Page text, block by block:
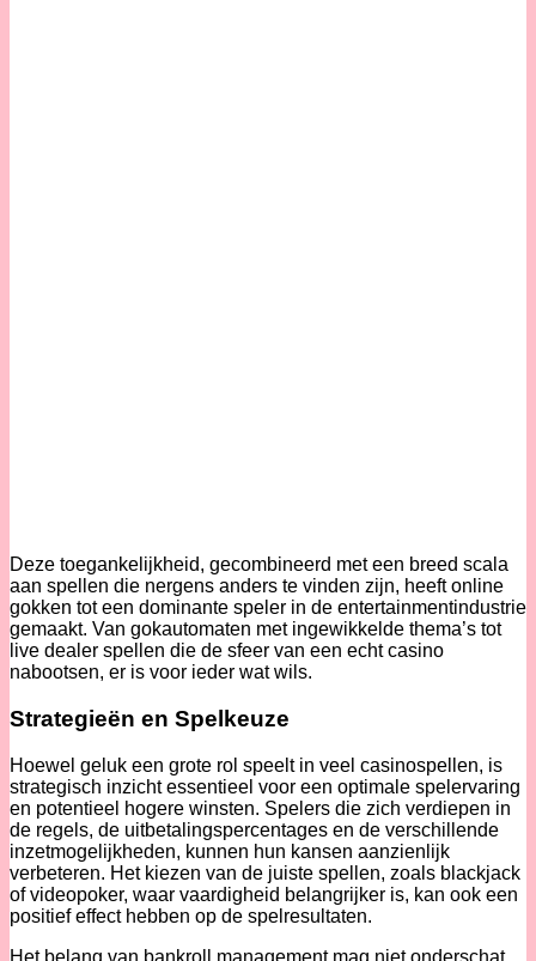
Deze toegankelijkheid, gecombineerd met een breed scala
aan spellen die nergens anders te vinden zijn, heeft online
gokken tot een dominante speler in de entertainmentindustrie
gemaakt. Van gokautomaten met ingewikkelde thema’s tot
live dealer spellen die de sfeer van een echt casino
nabootsen, er is voor ieder wat wils.
Strategieën en Spelkeuze
Hoewel geluk een grote rol speelt in veel casinospellen, is
strategisch inzicht essentieel voor een optimale spelervaring
en potentieel hogere winsten. Spelers die zich verdiepen in
de regels, de uitbetalingspercentages en de verschillende
inzetmogelijkheden, kunnen hun kansen aanzienlijk
verbeteren. Het kiezen van de juiste spellen, zoals blackjack
of videopoker, waar vaardigheid belangrijker is, kan ook een
positief effect hebben op de spelresultaten.
Het belang van bankroll management mag niet onderschat